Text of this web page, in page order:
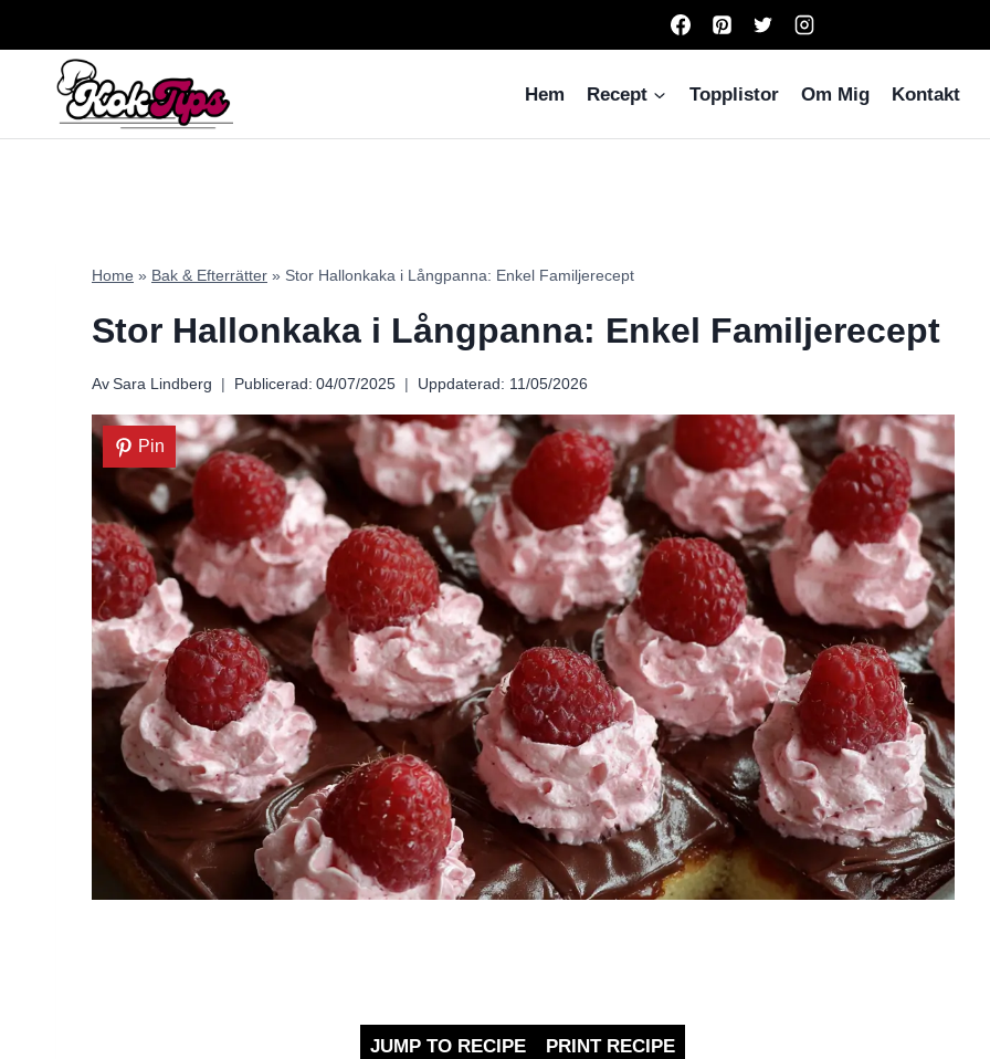
Hem
Recept Topplistor Om Mig Kontakt
Home » Bak & Efterrätter » Stor Hallonkaka i Långpanna: Enkel Familjerecept
Stor Hallonkaka i Långpanna: Enkel Familjerecept
Av Sara Lindberg Publicerad: 04/07/2025 Uppdaterad: 11/05/2026
Pin
JUMP TO RECIPE PRINT RECIPE